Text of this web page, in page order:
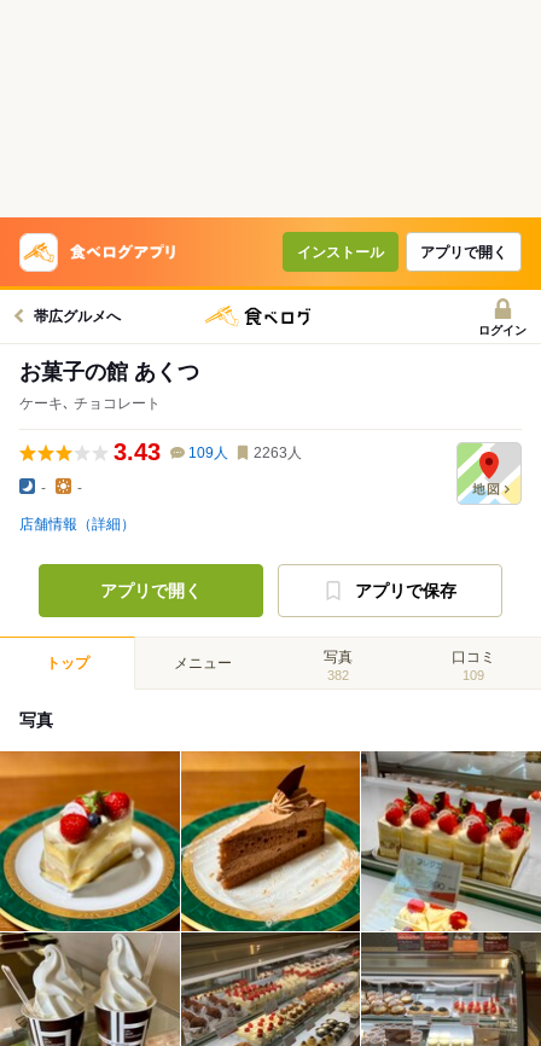
インストール アプリで開く
帯広グルメへ
ログイン
お菓子の館 あくつ
ケーキ､ チョコレート
3.43 109人 2263 人
- -
店舗情報（詳細）
アプリで開く アプリで保存
トップ メニュー 写真
382
口コミ
109
写真